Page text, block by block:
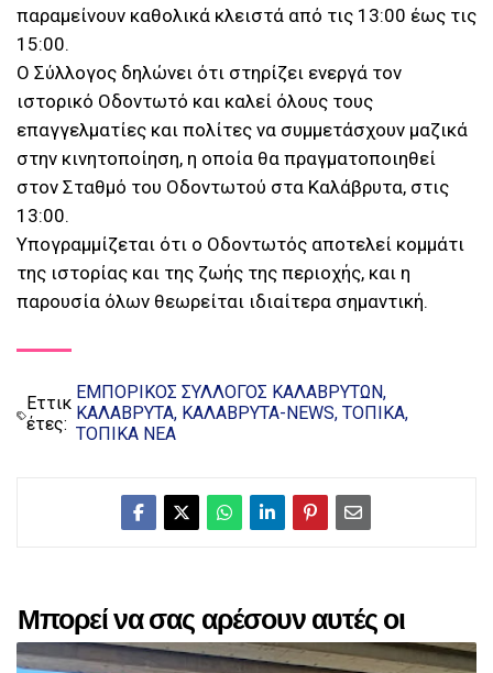
παραμείνουν καθολικά κλειστά από τις 13:00 έως τις
15:00.
Ο Σύλλογος δηλώνει ότι στηρίζει ενεργά τον
ιστορικό Οδοντωτό και καλεί όλους τους
επαγγελματίες και πολίτες να συμμετάσχουν μαζικά
στην κινητοποίηση, η οποία θα πραγματοποιηθεί
στον Σταθμό του Οδοντωτού στα Καλάβρυτα, στις
13:00.
Υπογραμμίζεται ότι ο Οδοντωτός αποτελεί κομμάτι
της ιστορίας και της ζωής της περιοχής, και η
παρουσία όλων θεωρείται ιδιαίτερα σημαντική.
Εττικ
έτες:
ΕΜΠΟΡΙΚΟΣ ΣΥΛΛΟΓΟΣ ΚΑΛΑΒΡΥΤΩΝ
ΚΑΛΑΒΡΥΤΑ ΚΑΛΑΒΡΥΤΑ-NEWS ΤΟΠΙΚΑ
ΤΟΠΙΚΑ ΝΕΑ
Μπορεί να σας αρέσουν αυτές οι
αναρτήσεις